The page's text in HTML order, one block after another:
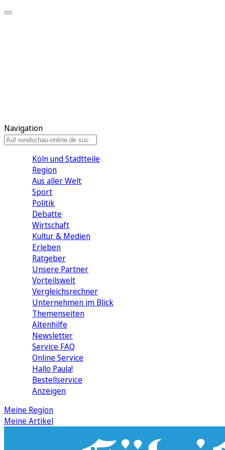
Navigation
Köln und Stadtteile
Region
Aus aller Welt
Sport
Politik
Debatte
Wirtschaft
Kultur & Medien
Erleben
Ratgeber
Unsere Partner
Vorteilswelt
Vergleichsrechner
Unternehmen im Blick
Themenseiten
Altenhilfe
Newsletter
Service FAQ
Online Service
Hallo Paula!
Bestellservice
Anzeigen
Meine Region
Meine Artikel